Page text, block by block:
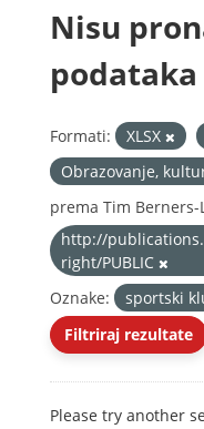
Nisu
podataka
Formati: XLSX
Obrazovanje,
prema Tim Berners-
http://
right/PUBLIC
Oznake:
sportski
Filtriraj rezultate
Please try another